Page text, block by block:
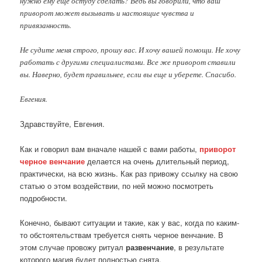
приворот может вызывать и настоящие чувства и
привязанность.
Не судите меня строго, прошу вас. И хочу вашей помощи. Не хочу
работать с другими специалистами. Все же приворот ставили
вы. Наверно, будет правильнее, если вы еще и уберете. Спасибо.
Евгения.
Здравствуйте, Евгения.
Как и говорил вам вначале нашей с вами работы, приворот
черное венчание делается на очень длительный период,
практически, на всю жизнь. Как раз привожу ссылку на свою
статью о этом воздействии, по ней можно посмотреть
подробности.
Конечно, бывают ситуации и такие, как у вас, когда по каким-
то обстоятельствам требуется снять черное венчание. В
этом случае провожу ритуалразвенчание, в результате
которого магия будет полностью снята.